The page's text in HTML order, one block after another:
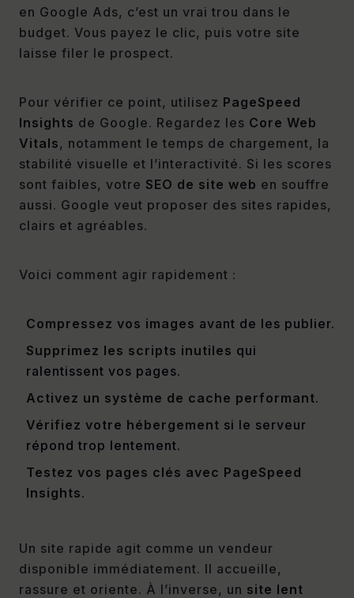
en Google Ads, c’est un vrai trou dans le
budget. Vous payez le clic, puis votre site
laisse filer le prospect.
Pour vérifier ce point, utilisez PageSpeed
Insights de Google. Regardez les Core Web
Vitals, notamment le temps de chargement, la
stabilité visuelle et l’interactivité. Si les scores
sont faibles, votre SEO de site web en souffre
aussi. Google veut proposer des sites rapides,
clairs et agréables.
Voici comment agir rapidement :
Compressez vos images avant de les publier.
Supprimez les scripts inutiles qui
ralentissent vos pages.
Activez un système de cache performant.
Vérifiez votre hébergement si le serveur
répond trop lentement.
Testez vos pages clés avec PageSpeed
Insights.
Un site rapide agit comme un vendeur
disponible immédiatement. Il accueille,
rassure et oriente. À l’inverse, un site lent